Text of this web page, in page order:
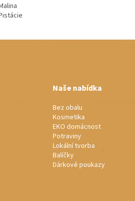
Naše nabídka
Bez obalu
Kosmetika
EKO domácnost
Potraviny
Lokální tvorba
Balíčky
Dárkové poukazy